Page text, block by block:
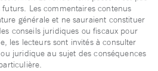
Les commentaires contenus
générale et ne sauraient constituer
conseils juridiques ou fiscaux pour
les lecteurs sont invités à consulter
juridique au sujet des conséquences